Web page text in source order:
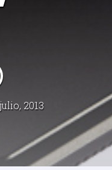
2013